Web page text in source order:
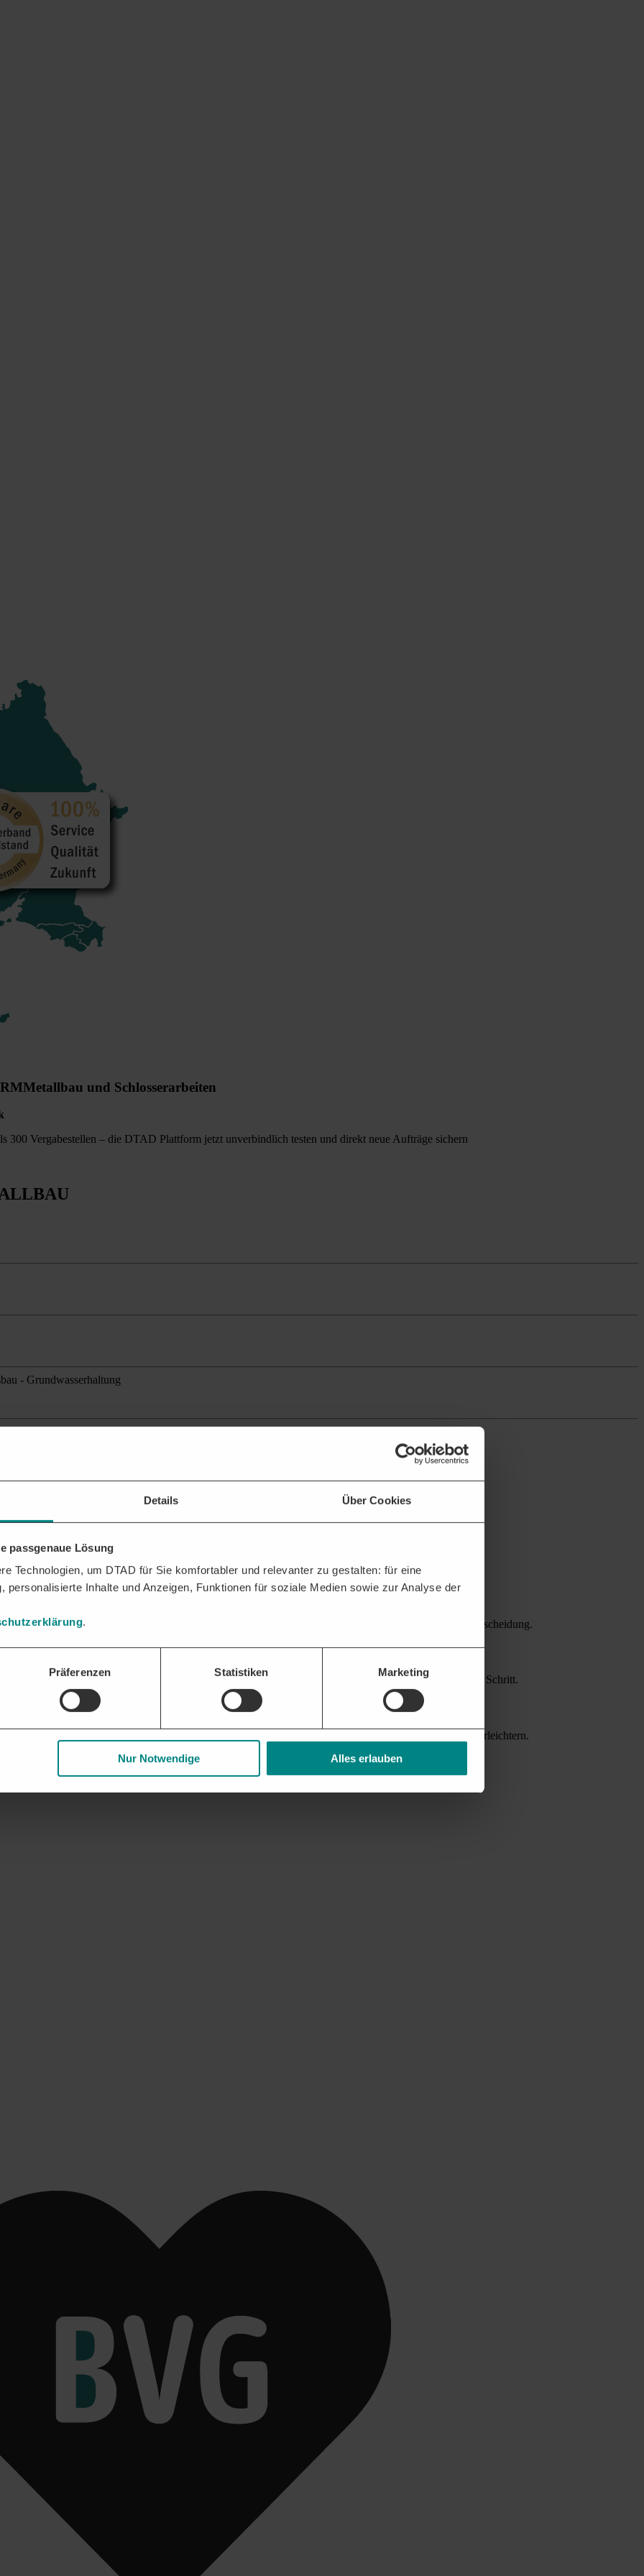
Details Über Cookies
passgenaue Lösung
Technologien, um DTAD für Sie komfortabler und relevanter zu gestalten: für eine
personalisierte Inhalte und Anzeigen, Funktionen für soziale Medien sowie zur Analyse der
.
Präferenzen Statistiken Marketing
Nur Notwendige Alles erlauben
Metallbau und Schlosserarbeiten
300 Vergabestellen – die DTAD Plattform jetzt unverbindlich testen und direkt neue Aufträge sichern
- Grundwasserhaltung
dabei, das Beste aus der DTAD Plattform für Sie herauszuholen.
Metallbau erhalten. Analysen zu Vergabeverhalten und potenziellen Bietern erleichtern die Teilnahmeentscheidung.
und Nachweise bündeln und fristgerecht einreichen – die DTAD Plattform unterstützt Sie bei jedem Schritt.
Geschäftsbeziehungen. Frühzeitige Updates zu auslaufenden Rahmenverträgen helfen die Akquise zu erleichtern.